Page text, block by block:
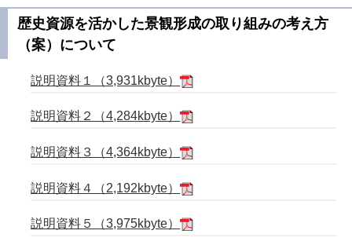
歴史資源を活かした景観形成の取り組みの考え方
（案）について
説明資料１（3,931kbyte）
説明資料２（4,284kbyte）
説明資料３（4,364kbyte）
説明資料４（2,192kbyte）
説明資料５（3,975kbyte）